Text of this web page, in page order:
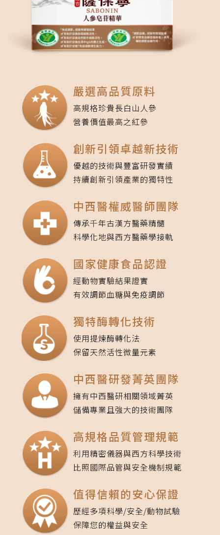
嚴選高品質原料
高規格珍貴長白山人參
營養價值最高之紅參
創新引領卓越新技術
優越的技術與豐富研發實績
持續創新引領產業的獨特性
中西醫權威醫師團隊
傳承千年古漢方醫藥精髓
科學化地與西方醫藥學接軌
國家健康食品認證
經動物實驗結果證實
有效調節血糖與免疫調節
獨特酶轉化技術
使用提煉酶轉化法
保留天然活性微量元素
中西醫研發菁英團隊
擁有中西醫研相關領域菁英
儲備專業且強大的技術團隊
高規格品質管理規範
利用精密儀器與西方科學技術
比照國際品管與安全機制規範
值得信賴的安心保證
歷經多項科學/安全/動物試驗
保障您的權益與安全